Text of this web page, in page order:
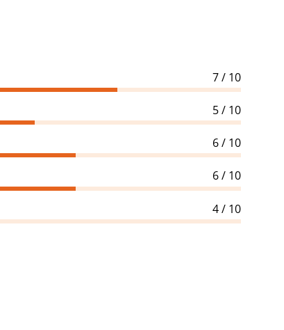
7 / 10
5 / 10
6 / 10
6 / 10
4 / 10